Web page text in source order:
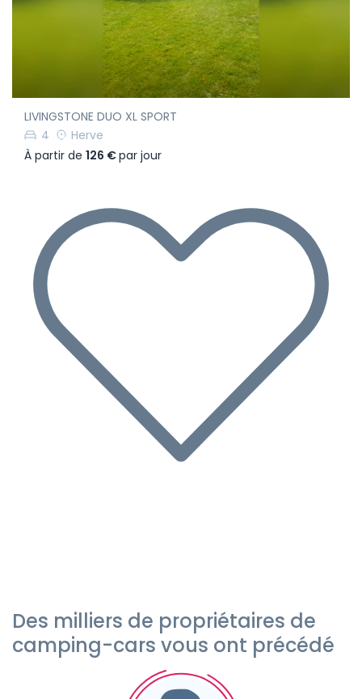
LIVINGSTONE DUO XL SPORT
4
Herve
À partir de 126 €par jour
Des milliers de propriétaires de
camping-cars vous ont précédé